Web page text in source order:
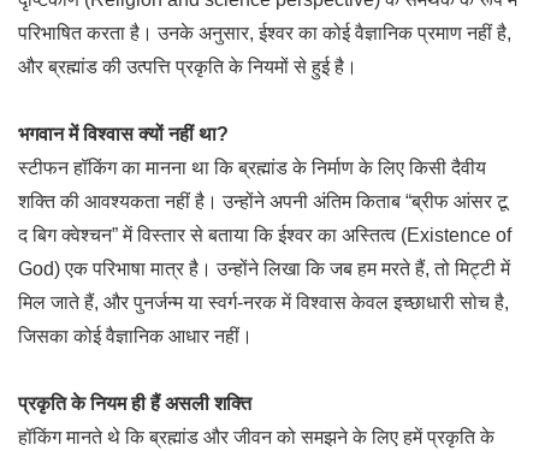
परिभाषित करता है। उनके अनुसार, ईश्वर का कोई वैज्ञानिक प्रमाण नहीं है,
और ब्रह्मांड की उत्पत्ति प्रकृति के नियमों से हुई है।
भगवान में विश्वास क्यों नहीं था?
स्टीफन हॉकिंग का मानना था कि ब्रह्मांड के निर्माण के लिए किसी दैवीय
शक्ति की आवश्यकता नहीं है। उन्होंने अपनी अंतिम किताब “ब्रीफ आंसर टू
द बिग क्वेश्चन” में विस्तार से बताया कि ईश्वर का अस्तित्व (Existence of
God) एक परिभाषा मात्र है। उन्होंने लिखा कि जब हम मरते हैं, तो मिट्टी में
मिल जाते हैं, और पुनर्जन्म या स्वर्ग-नरक में विश्वास केवल इच्छाधारी सोच है,
जिसका कोई वैज्ञानिक आधार नहीं।
प्रकृति के नियम ही हैं असली शक्ति
हॉकिंग मानते थे कि ब्रह्मांड और जीवन को समझने के लिए हमें प्रकृति के